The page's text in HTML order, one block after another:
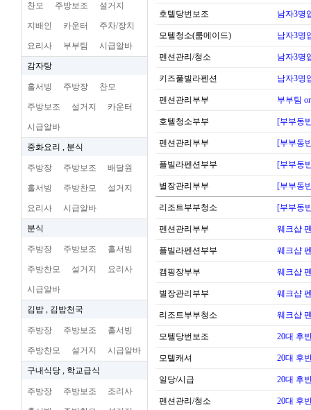
찬모 주방보조 설거지
지배인 카운터 주차/장치
요리사 부부팀 시급알바
감자탕
홀서빙 주방장 찬모
주방보조 설거지 카운터
시급알바
중화요리 , 분식
주방장 주방보조 배달원
홀서빙 주방찬모 설거지
요리사 시급알바
분식
주방장 주방보조 홀서빙
주방찬모 설거지 요리사
시급알바
김밥 , 김밥천국
주방장 주방보조 홀서빙
주방찬모 설거지 시급알바
구내식당 , 학교급식
주방장 주방보조 조리사
호텔당번보조 남자3명
모텔청소(룸메이드) 남자3명
펜션관리/청소 남자3명
키즈풀빌라펜션 남자3명
펜션관리부부 부부팀
호텔청소부부 [부부동
펜션관리부부 [부부동
플빌라펜션부부 [부부동
별장관리부부 [부부동
리조트부부청소 [부부동
펜션관리부부 웨크샵
플빌라펜션부부 웨크샵
캠핑장부부 웨크샵
별장관리부부 웨크샵
리조트부부청소 웨크샵
모텔당번보조 20대 후
모텔캐셔 20대 후
일당/시급 20대 후
펜션관리/청소 20대 후